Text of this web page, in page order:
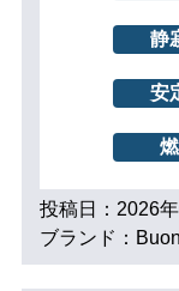
静
安
投稿日：2026
ブランド：